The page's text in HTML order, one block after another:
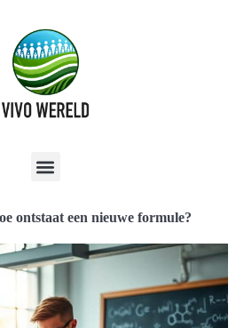
ontstaat een nieuwe formule?